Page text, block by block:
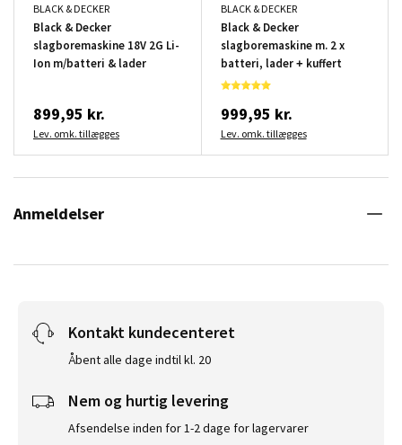
BLACK & DECKER
Black & Decker
slagboremaskine 18V 2G Li-
Ion m/batteri & lader
899,95 kr.
Lev. omk. tillægges
BLACK & DECKER
Black & Decker
slagboremaskine m. 2 x
batteri, lader + kuffert
999,95 kr.
Lev. omk. tillægges
Anmeldelser
Kontakt kundecenteret
Åbent alle dage indtil kl. 20
Nem og hurtig levering
Afsendelse inden for 1-2 dage for lagervarer